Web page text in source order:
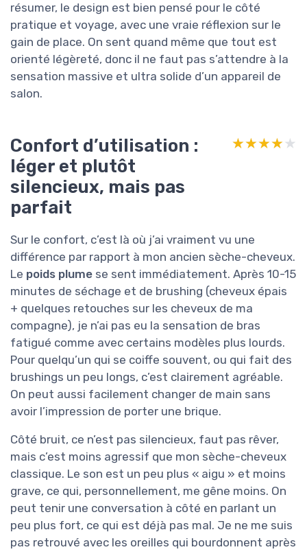
résumer, le design est bien pensé pour le côté
pratique et voyage, avec une vraie réflexion sur le
gain de place. On sent quand même que tout est
orienté légèreté, donc il ne faut pas s’attendre à la
sensation massive et ultra solide d’un appareil de
salon.
Confort d’utilisation :
léger et plutôt
silencieux, mais pas
parfait
★★★★★
★★★★★
Sur le confort, c’est là où j’ai vraiment vu une
différence par rapport à mon ancien sèche-cheveux.
Le poids plume se sent immédiatement. Après 10-15
minutes de séchage et de brushing (cheveux épais
+ quelques retouches sur les cheveux de ma
compagne), je n’ai pas eu la sensation de bras
fatigué comme avec certains modèles plus lourds.
Pour quelqu’un qui se coiffe souvent, ou qui fait des
brushings un peu longs, c’est clairement agréable.
On peut aussi facilement changer de main sans
avoir l’impression de porter une brique.
Côté bruit, ce n’est pas silencieux, faut pas rêver,
mais c’est moins agressif que mon sèche-cheveux
classique. Le son est un peu plus « aigu » et moins
grave, ce qui, personnellement, me gêne moins. On
peut tenir une conversation à côté en parlant un
peu plus fort, ce qui est déjà pas mal. Je ne me suis
pas retrouvé avec les oreilles qui bourdonnent après